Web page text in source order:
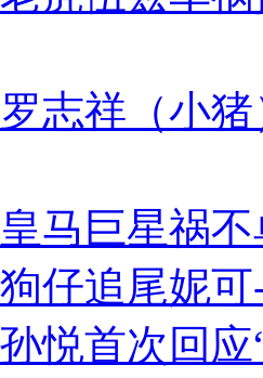
志祥（小
马巨星祸
仔追尾妮
悦首次回